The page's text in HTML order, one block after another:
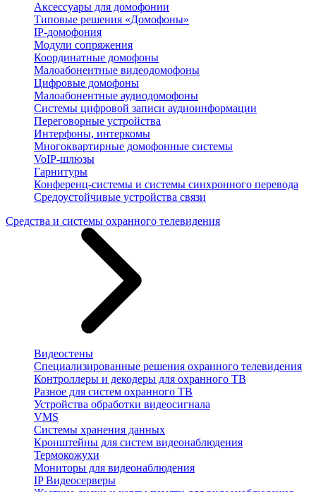
Аксессуары для домофонии
Типовые решения «Домофоны»
IP-домофония
Модули сопряжения
Координатные домофоны
Малоабонентные видеодомофоны
Цифровые домофоны
Малоабонентные аудиодомофоны
Системы цифровой записи аудиоинформации
Переговорные устройства
Интерфоны, интеркомы
Многоквартирные домофонные системы
VoIP-шлюзы
Гарнитуры
Конференц-системы и системы синхронного перевода
Средоустойчивые устройства связи
Средства и системы охранного телевидения
Видеостены
Специализированные решения охранного телевидения
Контроллеры и декодеры для охранного ТВ
Разное для систем охранного ТВ
Устройства обработки видеосигнала
VMS
Системы хранения данных
Кронштейны для систем видеонаблюдения
Термокожухи
Мониторы для видеонаблюдения
IP Видеосерверы